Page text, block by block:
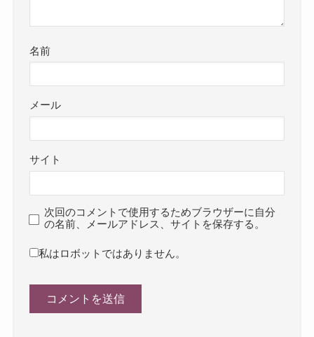
名前
メール
サイト
次回のコメントで使用するためブラウザーに自分
の名前、メールアドレス、サイトを保存する。
私はロボットではありません。